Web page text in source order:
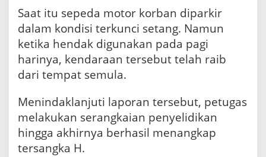
Saat itu sepeda motor korban diparkir
dalam kondisi terkunci setang. Namun
ketika hendak digunakan pada pagi
harinya, kendaraan tersebut telah raib
dari tempat semula.
Menindaklanjuti laporan tersebut, petugas
melakukan serangkaian penyelidikan
hingga akhirnya berhasil menangkap
tersangka H.